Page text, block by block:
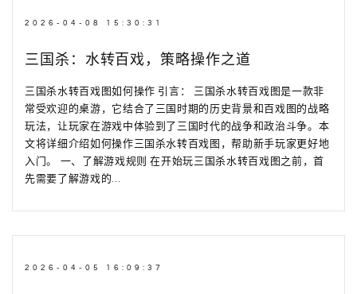
2026-04-08 15:30:31
三国杀：水转百戏，策略操作之道
三国杀水转百戏图如何操作 引言： 三国杀水转百戏图是一款非
常受欢迎的桌游，它结合了三国时期的历史背景和百戏图的战略
玩法，让玩家在游戏中体验到了三国时代的战争和政治斗争。本
文将详细介绍如何操作三国杀水转百戏图，帮助新手玩家更好地
入门。 一、了解游戏规则 在开始玩三国杀水转百戏图之前，首
先需要了解游戏的...
2026-04-05 16:09:37